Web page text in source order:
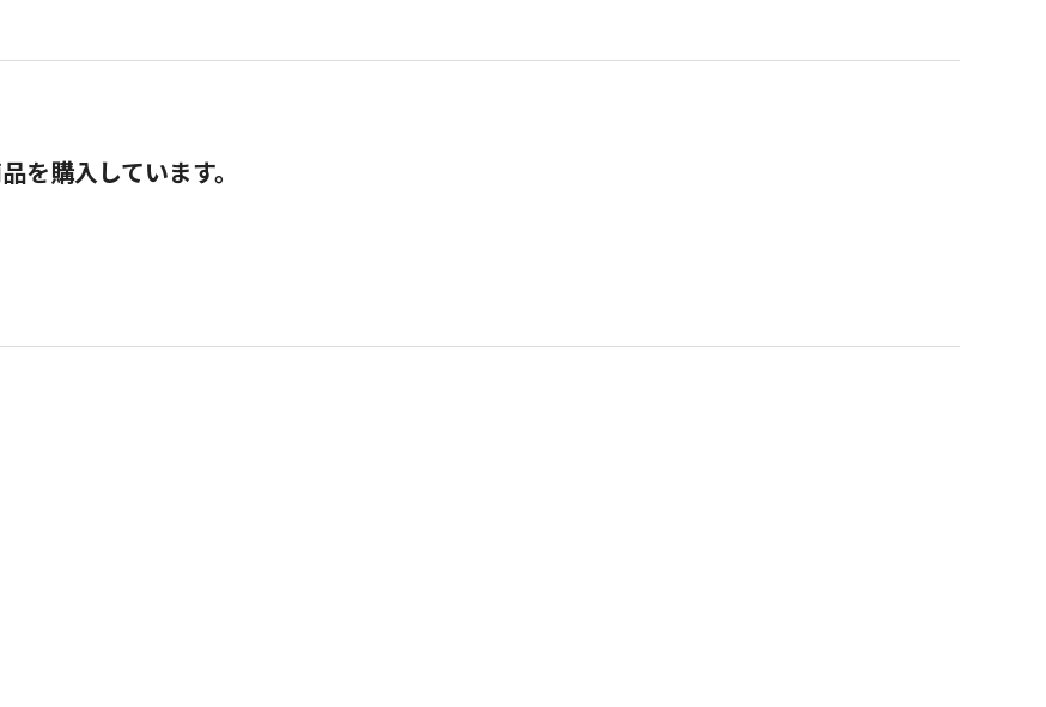
を購入しています。